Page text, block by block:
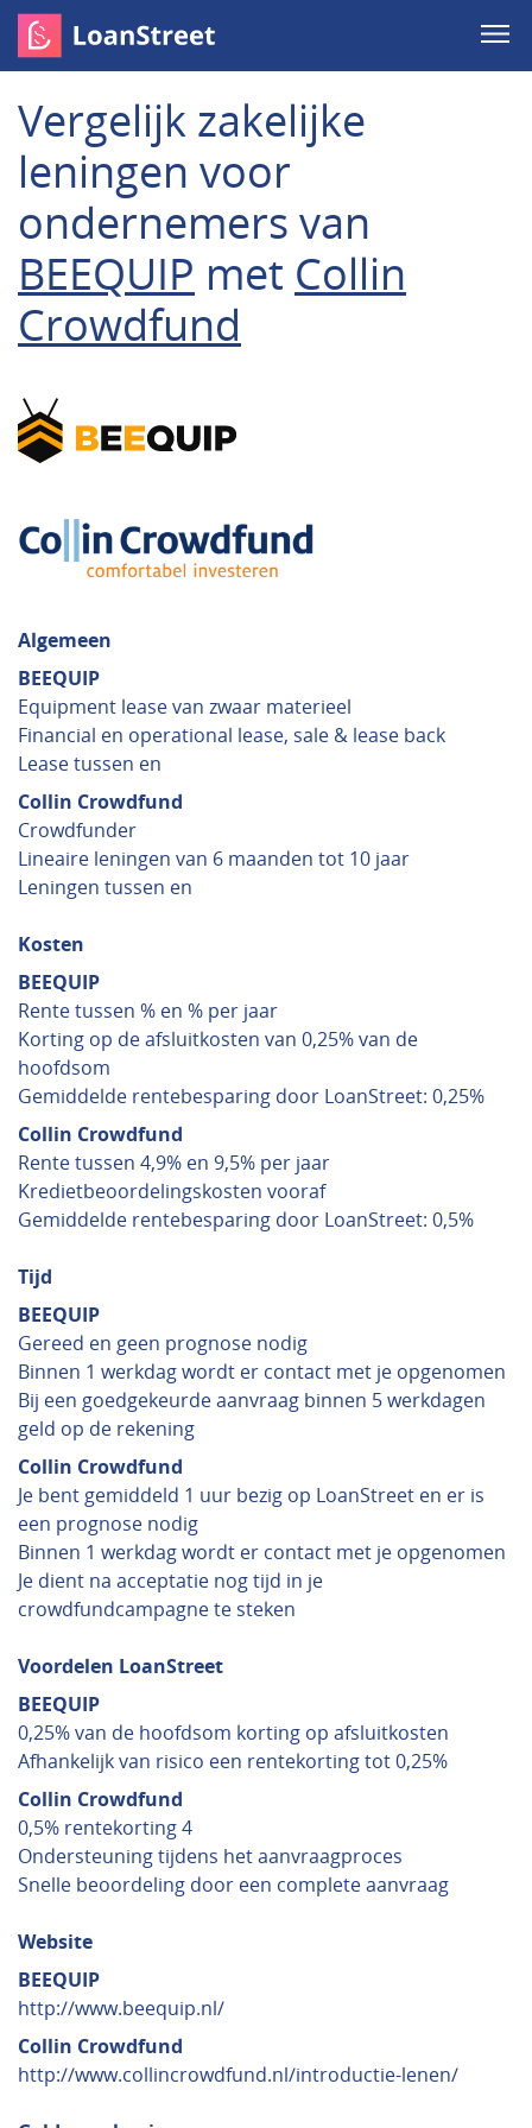
Vergelijk zakelijke
leningen voor
ondernemers van
BEEQUIP met Collin
Crowdfund
Algemeen
BEEQUIP
Equipment lease van zwaar materieel
Financial en operational lease, sale & lease back
Lease tussen en
Collin Crowdfund
Crowdfunder
Lineaire leningen van 6 maanden tot 10 jaar
Leningen tussen en
Kosten
BEEQUIP
Rente tussen % en % per jaar
Korting op de afsluitkosten van 0,25% van de
hoofdsom
Gemiddelde rentebesparing door LoanStreet: 0,25%
Collin Crowdfund
Rente tussen 4,9% en 9,5% per jaar
Kredietbeoordelingskosten vooraf
Gemiddelde rentebesparing door LoanStreet: 0,5%
Tijd
BEEQUIP
Gereed en geen prognose nodig
Binnen 1 werkdag wordt er contact met je opgenomen
Bij een goedgekeurde aanvraag binnen 5 werkdagen
geld op de rekening
Collin Crowdfund
Je bent gemiddeld 1 uur bezig op LoanStreet en er is
een prognose nodig
Binnen 1 werkdag wordt er contact met je opgenomen
Je dient na acceptatie nog tijd in je
crowdfundcampagne te steken
Voordelen LoanStreet
BEEQUIP
0,25% van de hoofdsom korting op afsluitkosten
Afhankelijk van risico een rentekorting tot 0,25%
Collin Crowdfund
0,5% rentekorting 4
Ondersteuning tijdens het aanvraagproces
Snelle beoordeling door een complete aanvraag
Website
BEEQUIP
http://www.beequip.nl/
Collin Crowdfund
http://www.collincrowdfund.nl/introductie-lenen/